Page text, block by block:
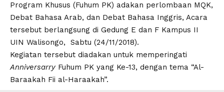
Program Khusus (Fuhum PK) adakan perlombaan MQK,
Debat Bahasa Arab, dan Debat Bahasa Inggris, Acara
tersebut berlangsung di Gedung E dan F Kampus II
UIN Walisongo, Sabtu (24/11/2018).
Kegiatan tersebut diadakan untuk memperingati
Anniversarry Fuhum PK yang Ke-13, dengan tema “Al-
Baraakah Fii al-Haraakah”.